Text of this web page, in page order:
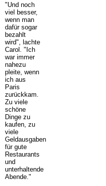
"Und noch
viel besser,
wenn man
dafür sogar
bezahlt
wird", lachte
Carol. "Ich
war immer
nahezu
pleite, wenn
ich aus
Paris
zurückkam.
Zu viele
schöne
Dinge zu
kaufen, zu
viele
Geldausgaben
für gute
Restaurants
und
unterhaltende
Abende."